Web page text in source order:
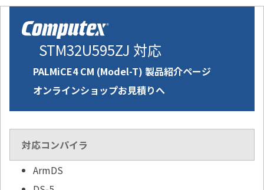
STM32U595ZJ 対応
PALMiCE4 CM (Model-T) 製品紹介ページ
オンラインショップお見積りへ
対応コンパイラ
ArmDS